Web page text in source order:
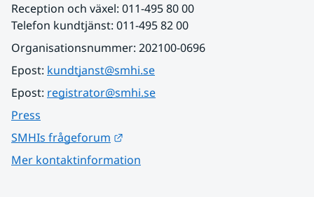
Reception och växel: 011-495 80 00
Telefon kundtjänst: 011-495 82 00
Organisationsnummer: 202100-0696
Epost: kundtjanst@smhi.se
Epost: registrator@smhi.se
Press
SMHIs frågeforum
Mer kontaktinformation